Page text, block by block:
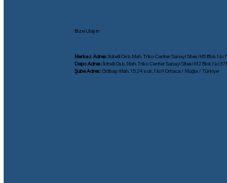
Bize Ulaşın
Merkez Adres:İkitelli Osb. Mah. Triko Center Sanayi Sitesi M5 Blok
Depo Adres:İkitelli Osb. Mah. Triko Center Sanayi Sitesi M2 Blok
Şube Adres:Gölbaşı Mah. 1524 sok. No:9 Ortaca / Muğla / Türkiye